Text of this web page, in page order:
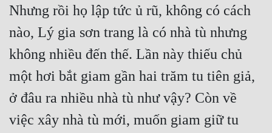
Dã Sử
Dị Giới
Dị Năng
Gia Đấu
Góc Nhìn Nam
Góc Nhìn Nữ
Nhưng rồi họ lập tức ủ rũ, không có cách
nào, Lý gia sơn trang là có nhà tù nhưng
không nhiều đến thế. Lần này thiếu chủ
một hơi bắt giam gần hai trăm tu tiên giả,
ở đâu ra nhiều nhà tù như vậy? Còn về
việc xây nhà tù mới, muốn giam giữ tu